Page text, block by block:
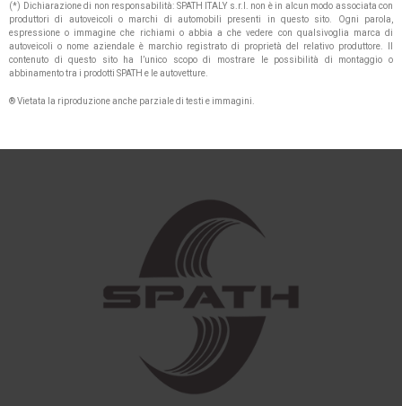
(*) Dichiarazione di non responsabilità: SPATH ITALY s.r.l. non è in alcun modo associata con
produttori di autoveicoli o marchi di automobili presenti in questo sito. Ogni parola,
espressione o immagine che richiami o abbia a che vedere con qualsivoglia marca di
autoveicoli o nome aziendale è marchio registrato di proprietà del relativo produttore. Il
contenuto di questo sito ha l’unico scopo di mostrare le possibilità di montaggio o
abbinamento tra i prodotti SPATH e le autovetture.
® Vietata la riproduzione anche parziale di testi e immagini.